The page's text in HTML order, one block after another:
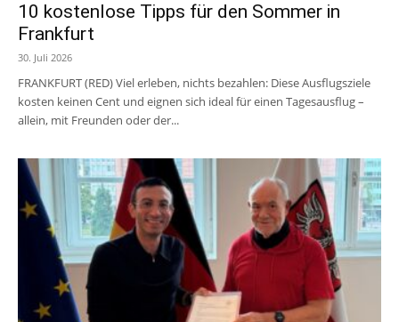
10 kostenlose Tipps für den Sommer in
Frankfurt
30. Juli 2026
FRANKFURT (RED) Viel erleben, nichts bezahlen: Diese Ausflugsziele
kosten keinen Cent und eignen sich ideal für einen Tagesausflug –
allein, mit Freunden oder der...